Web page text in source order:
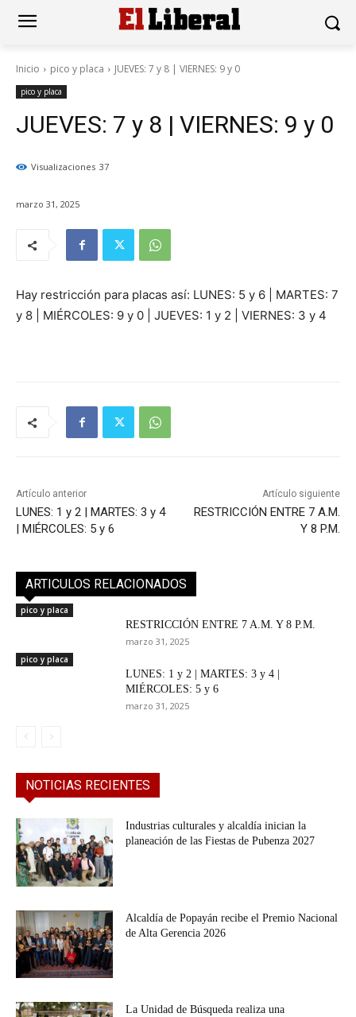
Inicio pico y placa JUEVES: 7 y 8 | VIERNES: 9 y 0
pico y placa
JUEVES: 7 y 8 | VIERNES: 9 y 0
Visualizaciones 37
marzo 31, 2025
Hay restricción para placas así: LUNES: 5 y 6 | MARTES: 7
y 8 | MIÉRCOLES: 9 y 0 | JUEVES: 1 y 2 | VIERNES: 3 y 4
Artículo anterior
LUNES: 1 y 2 | MARTES: 3 y 4
| MIÉRCOLES: 5 y 6
Artículo siguiente
RESTRICCIÓN ENTRE 7 A.M.
Y 8 P.M.
ARTICULOS RELACIONADOS
pico y placa
RESTRICCIÓN ENTRE 7 A.M. Y 8 P.M.
marzo 31, 2025
pico y placa
LUNES: 1 y 2 | MARTES: 3 y 4 |
MIÉRCOLES: 5 y 6
marzo 31, 2025
NOTICIAS RECIENTES
Industrias culturales y alcaldía inician la
planeación de las Fiestas de Pubenza 2027
Alcaldía de Popayán recibe el Premio Nacional
de Alta Gerencia 2026
La Unidad de Búsqueda realiza una